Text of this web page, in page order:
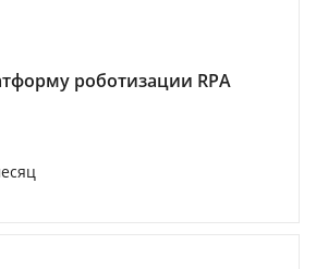
роботизации RPA